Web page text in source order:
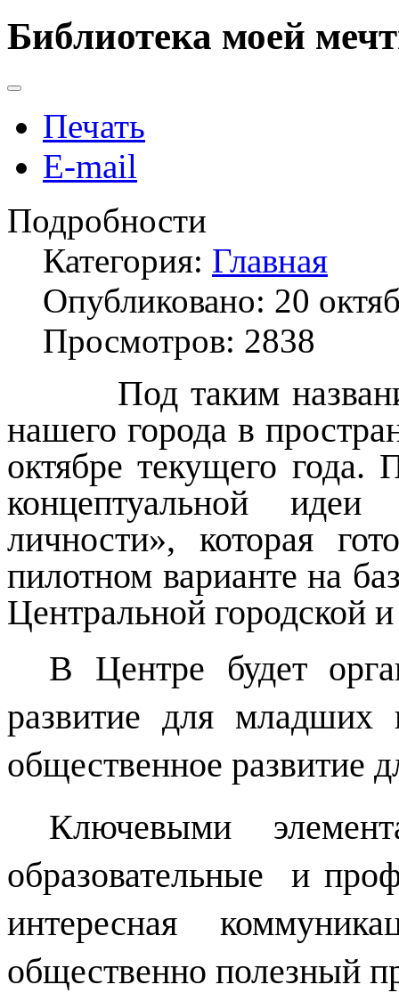
Библиотека моей
Печать
E-mail
Подробности
Категория: Главная
Опубликовано: 20
Просмотров: 2838
Под таким
нашего города в
октябре текущего года.
концептуальной
личности», которая
пилотном варианте на
Центральной городской
В Центре будет
развитие для младших
общественное развитие
Ключевыми
образовательные
и
интересная
общественно полезный